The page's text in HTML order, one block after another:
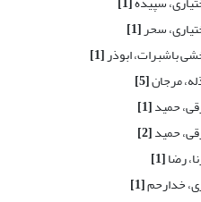
سحر[1]
باشبرات، ابوذر[1]
مرجان[5]
حمید[1]
حمید[2]
رضا[1]
خدارحم[1]